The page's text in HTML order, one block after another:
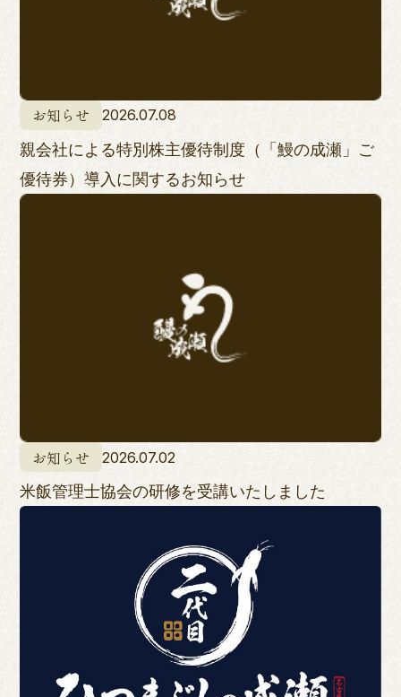
お知らせ 2026.07.08
親会社による特別株主優待制度（「鰻の成瀬」ご
優待券）導入に関するお知らせ
お知らせ 2026.07.02
米飯管理士協会の研修を受講いたしました